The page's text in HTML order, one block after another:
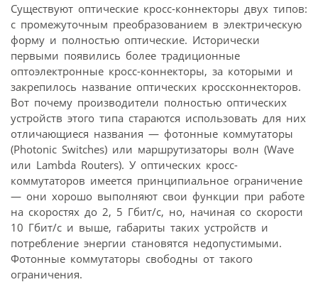
Существуют оптические кросс-коннекторы двух типов:
с промежуточным преобразованием в электрическую
форму и полностью оптические. Исторически
первыми появились более традиционные
оптоэлектронные кросс-коннекторы, за которыми и
закрепилось название оптических кроссконнекторов.
Вот почему производители полностью оптических
устройств этого типа стараются использовать для них
отличающиеся названия — фотонные коммутаторы
(Photonic Switches) или маршрутизаторы волн (Wave
или Lambda Routers). У оптических кросс-
коммутаторов имеется принципиальное ограничение
— они хорошо выполняют свои функции при работе
на скоростях до 2, 5 Гбит/с, но, начиная со скорости
10 Гбит/с и выше, габариты таких устройств и
потребление энергии становятся недопустимыми.
Фотонные коммутаторы свободны от такого
ограничения.